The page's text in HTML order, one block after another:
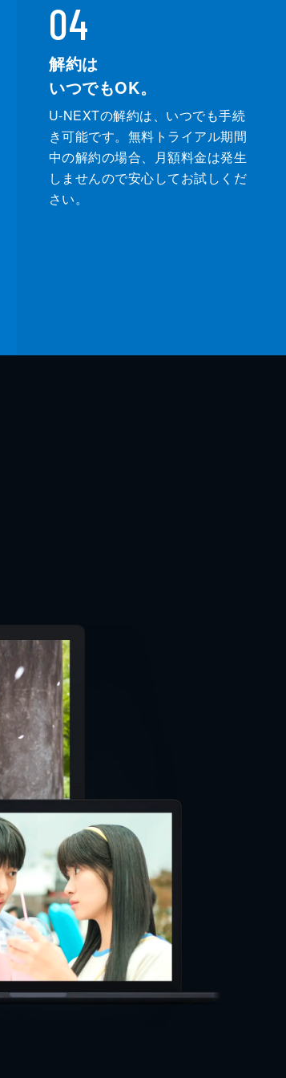
04
解約は
いつでもOK。
U-NEXTの解約は、いつでも手続
き可能です。無料トライアル期間
中の解約の場合、月額料金は発生
しませんので安心してお試しくだ
さい。